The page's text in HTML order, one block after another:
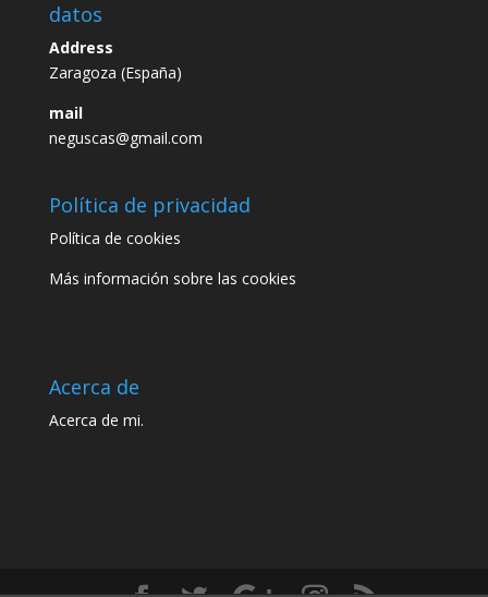
datos
Address
Zaragoza (España)
mail
neguscas@gmail.com
Política de privacidad
Política de cookies
Más información sobre las cookies
Acerca de
Acerca de mi.